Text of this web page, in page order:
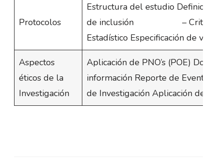
Protocolos
Estructura del estudio
de inclusión – Criterios
Estadístico Especificación de
Aspectos
éticos de la
Investigación
Aplicación de PNO’s (POE)
información Reporte de
de Investigación Aplicación del